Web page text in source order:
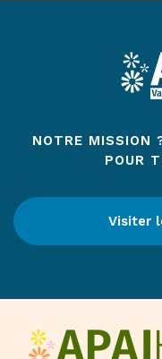
NOTRE MISSION
POUR
Visiter